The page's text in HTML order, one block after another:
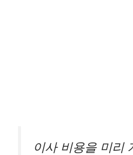
이사 비용을 미리